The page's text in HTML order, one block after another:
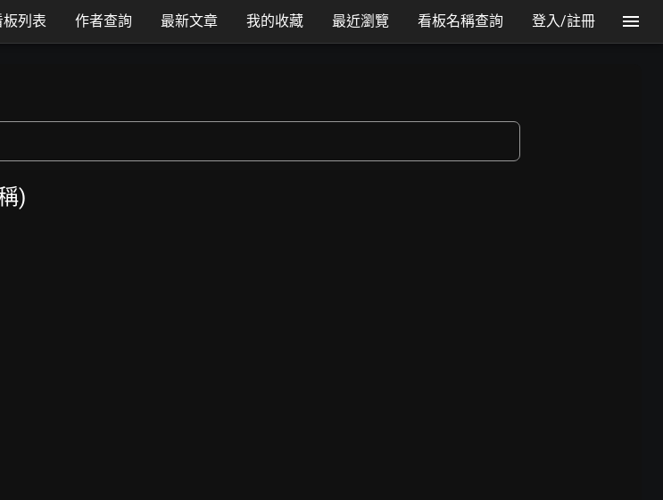
板列表 作者查詢 最新文章 我的收藏 最近瀏覽 看板名稱查詢 登入/註冊
)